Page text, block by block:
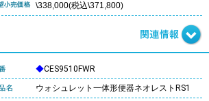
\338,000(税込\371,800)
◆CES9510FWR
ウォシュレット一体形便器ネオレストRS1